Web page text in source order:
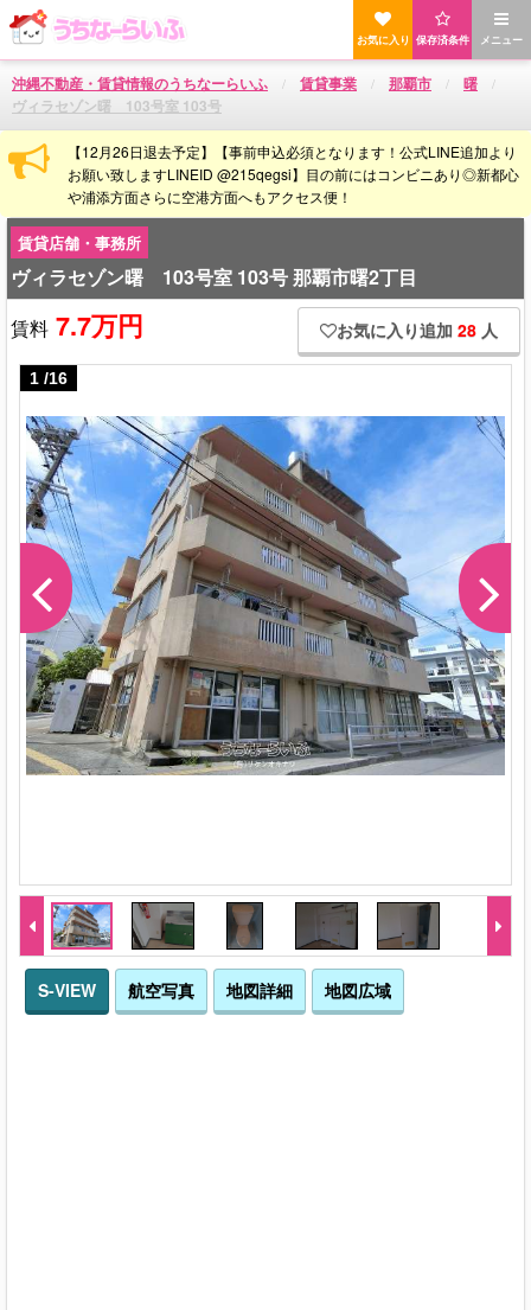
メニュー
保存済条件
お気に入り
沖縄不動産・賃貸情報のうちなーらいふ 賃貸事業 那覇市
曙
ヴィラセゾン曙 103号室 103号
【12月26日退去予定】【事前申込必須となります！公式LINE追加より
お願い致しますLINEID @215qegsi】目の前にはコンビニあり◎新都心
や浦添方面さらに空港方面へもアクセス便！
賃貸店舗・事務所
ヴィラセゾン曙 103号室 103号 那覇市曙2丁目
賃料 7.7万円 お気に入り追加 28 人
1 /16
S-VIEW 航空写真 地図詳細 地図広域